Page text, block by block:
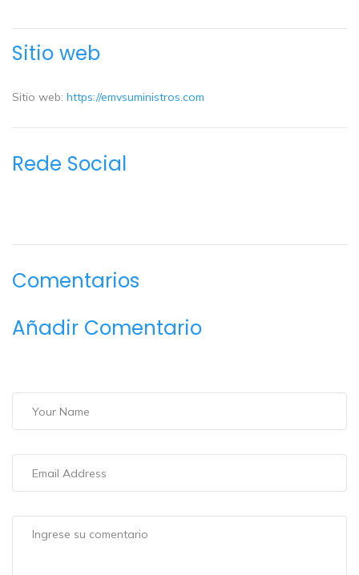
Sitio web
Sitio web: https://emvsuministros.com
Rede Social
Comentarios
Añadir Comentario